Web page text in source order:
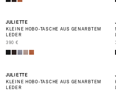
JULIETTE
KLEINE HOBO-TASCHE AUS GENARBTEM
LEDER
PRIX DE VENTE
390 €
JULIETTE
KLEINE HOBO-TASCHE AUS GENARBTEM
LEDER